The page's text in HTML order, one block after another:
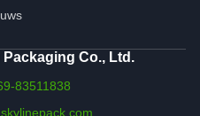
Co., Ltd.
83511838